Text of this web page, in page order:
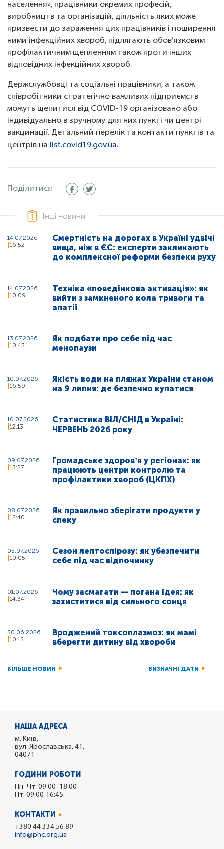
населення», працівники окремих професій,
виробництв та організацій, діяльність яких може
призвести до зараження цих працівників і поширення
ними інфекційних хвороб, підлягають обов’язковим
профілактичним щепленням також проти інших
відповідних інфекційних хвороб.
Держслужбовці та соціальні працівники, а також
співробітники стратегічно важливих підприємств
можуть щепитися від COVID-19 організовано або
індивідуально в зручному для них пункті чи центрі
вакцинації. Детальний перелік та контакти пунктів та
центрів на
list.covid19.gov.ua.
Поділитися
Інші новини
14.07.2026
16:52
Смертність на дорогах в Україні удвічі
вища, ніж в ЄС: експерти закликають
до комплексної реформи безпеки руху
14.07.2026
10:09
Техніка «поведінкова активація»: як
вийти з замкненого кола тривоги та
апатії
13.07.2026
10:43
Як подбати про себе під час
менопаузи
10.07.2026
16:59
Якість води на пляжах України станом
на 9 липня: де безпечно купатися
10.07.2026
12:13
Статистика ВІЛ/СНІД в Україні:
ЧЕРВЕНЬ 2026 року
09.07.2026
13:27
Громадське здоровʼя у регіонах: як
працюють центри контролю та
профілактики хвороб (ЦКПХ)
08.07.2026
12:40
Як правильно зберігати продукти у
спеку
05.07.2026
10:05
Сезон лептоспірозу: як убезпечити
себе під час відпочинку
01.07.2026
14:34
Чому засмагати — погана ідея: як
захиститися від сильного сонця
30.06.2026
10:15
Вроджений токсоплазмоз: як мамі
вберегти дитину від хвороби
БІЛЬШЕ НОВИН ВИЗНАЧНІ ДАТИ
НАША АДРЕСА
м. Київ,
вул. Ярославська, 41,
04071
ГОДИНИ РОБОТИ
Пн–Чт: 09:00–18:00
Пт: 09:00-16:45
КОНТАКТИ
+380 44 334 56 89
info@phc.org.ua